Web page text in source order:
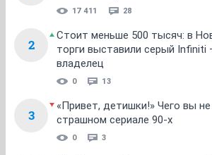
17 411 28
2
Стоит меньше 500 тысяч: в
торги выставили серый Infiniti
владелец
0 13
3
«Привет, детишки!» Чего вы
страшном сериале 90-х
0 3